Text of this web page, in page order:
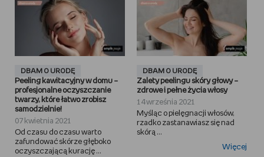
DBAM O URODĘ
Peeling kawitacyjny w domu –
profesjonalne oczyszczanie
twarzy, które łatwo zrobisz
samodzielnie!
07 kwietnia 2021
Od czasu do czasu warto
zafundować skórze głęboko
oczyszczającą kurację ...
DBAM O URODĘ
Zalety peelingu skóry głowy –
zdrowe i pełne życia włosy
14 września 2021
Myśląc o pielęgnacji włosów,
rzadko zastanawiasz się nad
skórą ...
Więcej